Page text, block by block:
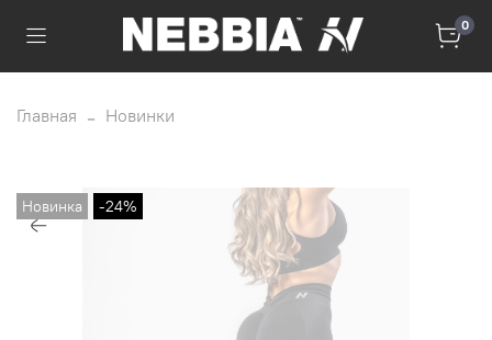
0
Главная Новинки
Новинка -24%